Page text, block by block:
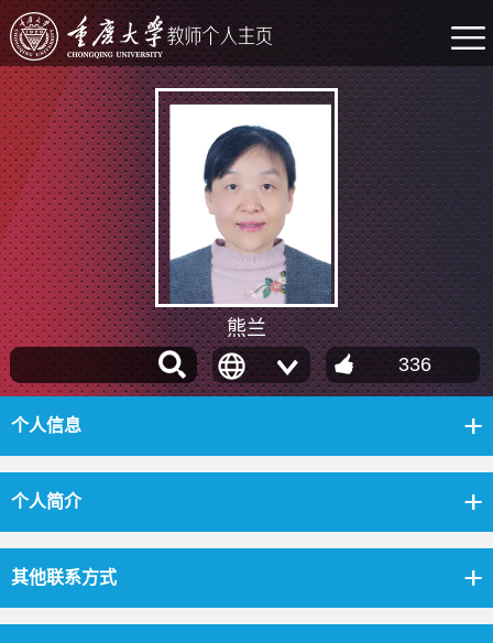
熊兰
336
个人信息
个人简介
其他联系方式